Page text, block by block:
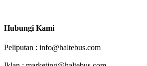
Hubungi Kami
Peliputan : info@haltebus.com